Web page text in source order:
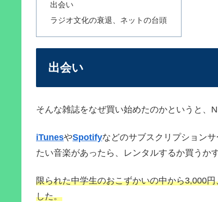
出会い
ラジオ文化の衰退、ネットの台頭
出会い
そんな雑誌をなぜ買い始めたのかというと、
iTunesやSpotifyなどのサブスクリプション
たい音楽があったら、レンタルするか買うか
限られた中学生のおこずかいの中から3,000
した。